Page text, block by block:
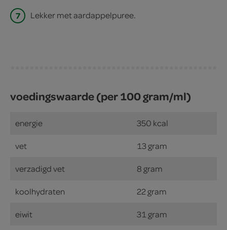
7 Lekker met aardappelpuree.
voedingswaarde (per 100 gram/ml)
energie 350 kcal
vet 13 gram
verzadigd vet 8 gram
koolhydraten 22 gram
eiwit 31 gram